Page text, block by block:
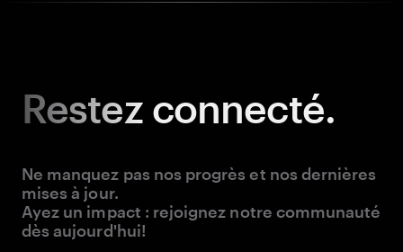
Restezconnecté.
Ne manquez pas nos progrès et nos dernières
mises à jour.
Ayez un impact : rejoignez notre communauté
dès aujourd'hui!